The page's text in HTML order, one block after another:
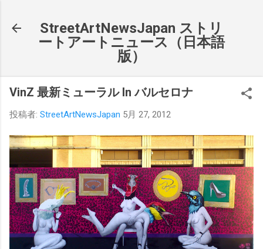
StreetArtNewsJapan ストリ
ートアートニュース（日本語
版）
VinZ 最新ミューラル In バルセロナ
投稿者: StreetArtNewsJapan 5月 27, 2012